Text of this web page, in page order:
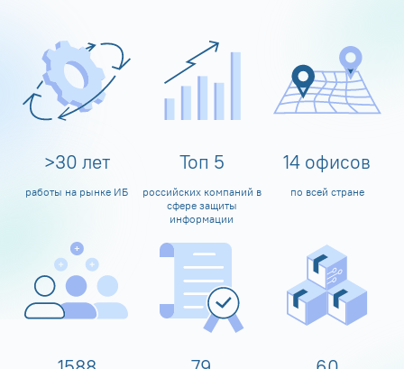
>30 лет
работы на рынке ИБ
Топ 5
российских компаний в
сфере защиты
информации
14 офисов
по всей стране